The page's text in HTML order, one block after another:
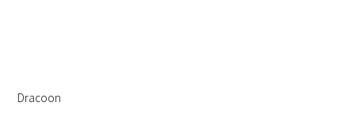
Dracoon